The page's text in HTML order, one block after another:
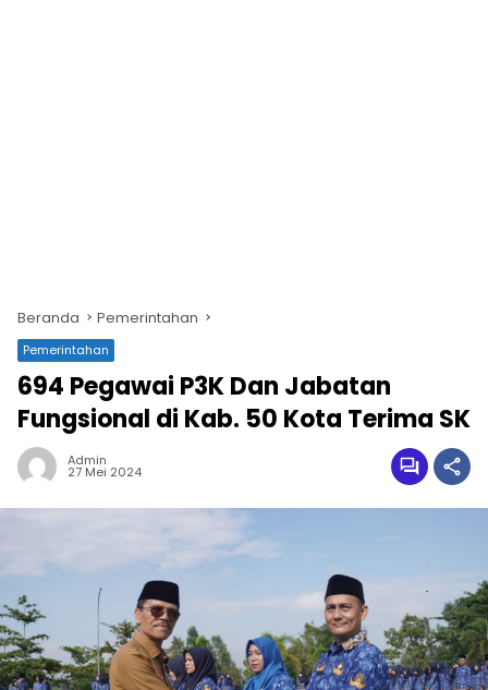
Beranda Pemerintahan
Pemerintahan
694 Pegawai P3K Dan Jabatan
Fungsional di Kab. 50 Kota Terima SK
Admin
27 Mei 2024